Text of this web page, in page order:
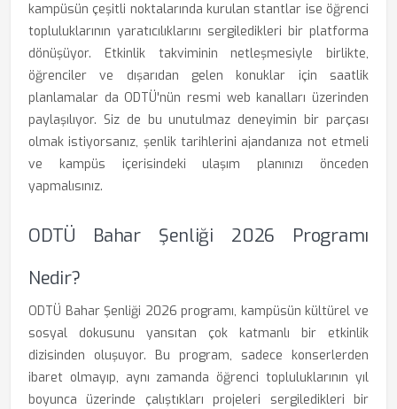
kampüsün çeşitli noktalarında kurulan stantlar ise öğrenci
topluluklarının yaratıcılıklarını sergiledikleri bir platforma
dönüşüyor. Etkinlik takviminin netleşmesiyle birlikte,
öğrenciler ve dışarıdan gelen konuklar için saatlik
planlamalar da ODTÜ'nün resmi web kanalları üzerinden
paylaşılıyor. Siz de bu unutulmaz deneyimin bir parçası
olmak istiyorsanız, şenlik tarihlerini ajandanıza not etmeli
ve kampüs içerisindeki ulaşım planınızı önceden
yapmalısınız.
ODTÜ Bahar Şenliği 2026 Programı
Nedir?
ODTÜ Bahar Şenliği 2026 programı, kampüsün kültürel ve
sosyal dokusunu yansıtan çok katmanlı bir etkinlik
dizisinden oluşuyor. Bu program, sadece konserlerden
ibaret olmayıp, aynı zamanda öğrenci topluluklarının yıl
boyunca üzerinde çalıştıkları projeleri sergiledikleri bir